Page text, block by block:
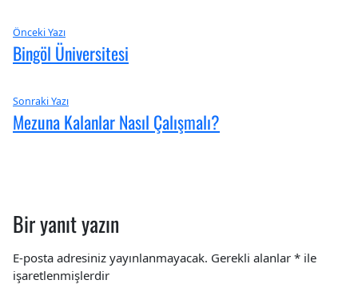
Yazı
gezinmesi
Önceki YazıÖnceki
yazı:
Bingöl Üniversitesi
Sonraki YazıSıradaki
Yazı:
Mezuna Kalanlar Nasıl Çalışmalı?
Bir yanıt yazın
E-posta adresiniz yayınlanmayacak. Gerekli alanlar * ile
işaretlenmişlerdir